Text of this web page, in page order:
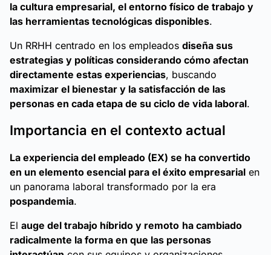
la cultura empresarial, el entorno físico de trabajo y
las herramientas tecnológicas disponibles.
Un RRHH centrado en los empleados diseña sus
estrategias y políticas considerando cómo afectan
directamente estas experiencias, buscando
maximizar el bienestar y la satisfacción de las
personas en cada etapa de su ciclo de vida laboral.
Importancia en el contexto actual
La experiencia del empleado (EX) se ha convertido
en un elemento esencial para el éxito empresarial en
un panorama laboral transformado por la era
pospandemia.
El auge del trabajo híbrido y remoto ha cambiado
radicalmente la forma en que las personas